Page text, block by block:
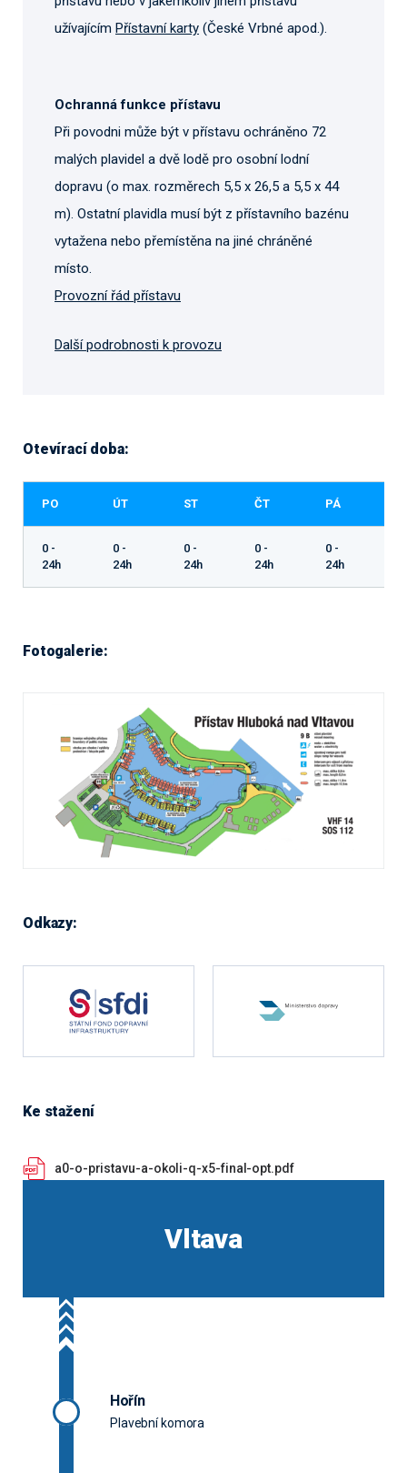
užívajícím Přístavní karty (České Vrbné apod.).
Ochranná funkce přístavu
Při povodni může být v přístavu ochráněno 72
malých plavidel a dvě lodě pro osobní lodní
dopravu (o max. rozměrech 5,5 x 26,5 a 5,5 x 44
m). Ostatní plavidla musí být z přístavního bazénu
vytažena nebo přemístěna na jiné chráněné
místo.
Provozní řád přístavu
Další podrobnosti k provozu
Otevírací doba:
PO ÚT ST ČT PÁ
0 -
24h
0 -
24h
0 -
24h
0 -
24h
0 -
24h
Fotogalerie:
Odkazy:
Ke stažení
a0-o-pristavu-a-okoli-q-x5-final-opt.pdf
Vltava
Hořín
Plavební komora